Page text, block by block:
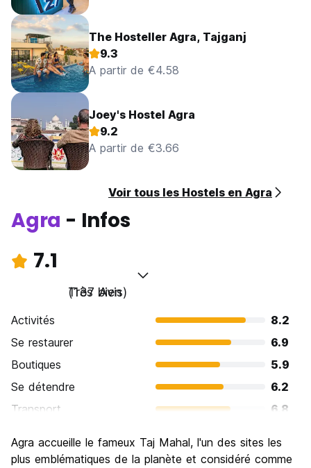
The Hosteller Agra, Tajganj
9.3
A partir de €4.58
Joey's Hostel Agra
9.2
A partir de €3.66
Voir tous les Hostels en Agra
Agra - Infos
7.1
Très bien
(137 Avis)
Activités
8.2
Se restaurer
6.9
Boutiques
5.9
Se détendre
6.2
Transport
6.8
Culture
8.4
Agra accueille le fameux Taj Mahal, l'un des sites les
plus emblématiques de la planète et considéré comme